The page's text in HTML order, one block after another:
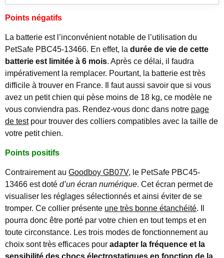
Points négatifs
La batterie est l’inconvénient notable de l’utilisation du
PetSafe PBC45-13466. En effet, la durée de vie de cette
batterie est limitée à 6 mois. Après ce délai, il faudra
impérativement la remplacer. Pourtant, la batterie est très
difficile à trouver en France. Il faut aussi savoir que si vous
avez un petit chien qui pèse moins de 18 kg, ce modèle ne
vous conviendra pas. Rendez-vous donc dans notre page
de testpour trouver des colliers compatibles avec la taille de
votre petit chien.
Points positifs
Contrairement au Goodboy GB07V, le PetSafe PBC45-
13466 est doté d’un écran numérique. Cet écran permet de
visualiser les réglages sélectionnés et ainsi éviter de se
tromper. Ce collier présente une très bonne étanchéité. Il
pourra donc être porté par votre chien en tout temps et en
toute circonstance. Les trois modes de fonctionnement au
choix sont très efficaces pour adapter la fréquence et la